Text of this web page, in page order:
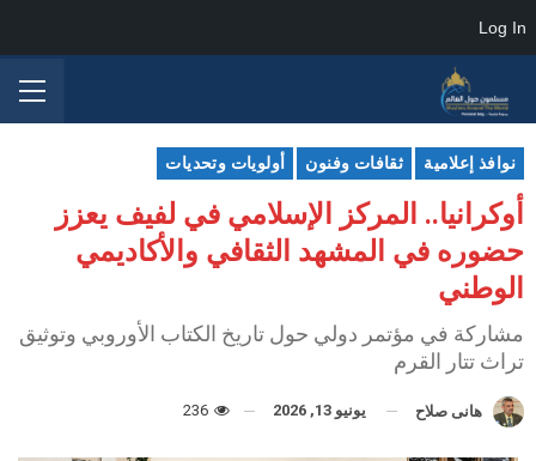
نوافذ إعلامية ثقافات وفنون أولويات وتحديات
أوكرانيا.. المركز الإسلامي في لفيف يعزز
حضوره في المشهد الثقافي والأكاديمي
الوطني
مشاركة في مؤتمر دولي حول تاريخ الكتاب الأوروبي وتوثيق
تراث تتار القرم
هانى صلاح يونيو 13, 2026
Log In